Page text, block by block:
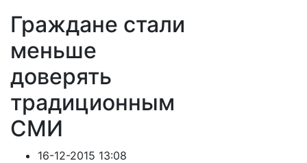
Граждане стали
меньше
доверять
традиционным
СМИ
16-12-2015 13:08